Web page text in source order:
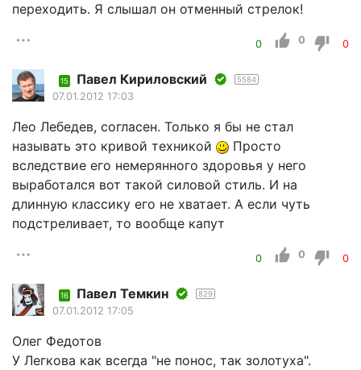
переходить. Я слышал он отменный стрелок!
0 0 0
15 Павел Кириловский 5584
07.01.2012 17:03
Лео Лебедев, согласен. Только я бы не стал
называть это кривой техникой
Просто
вследствие его немерянного здоровья у него
выработался вот такой силовой стиль. И на
длинную классику его не хватает. А если чуть
подстреливает, то вообще капут
0 0 0
16 Павел Темкин 829
07.01.2012 17:05
Олег Федотов
У Легкова как всегда "не понос, так золотуха".